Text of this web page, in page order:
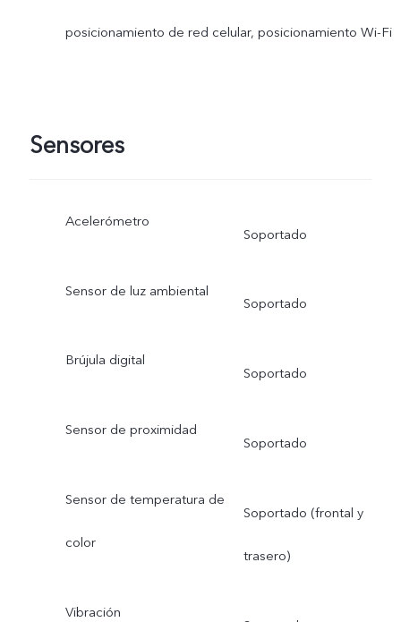
posicionamiento de red celular, posicionamiento Wi-Fi
Sensores
Acelerómetro
Soportado
Sensor de luz ambiental
Soportado
Brújula digital
Soportado
Sensor de proximidad
Soportado
Sensor de temperatura de
color
Soportado (frontal y
trasero)
Vibración